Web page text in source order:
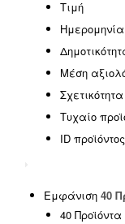
SPECIAL
SUMMER
Έπιπλα
Έπιπλα
Έπιπλα
ΦΟΙΤΗΤΙΚΑ
Χωρίς
Αιώρες -
Τιμή
Ημερομηνία
Μέση
Σχετικότητα
Τυχαίο
ID προϊόντος
Εμφάνιση 40
40